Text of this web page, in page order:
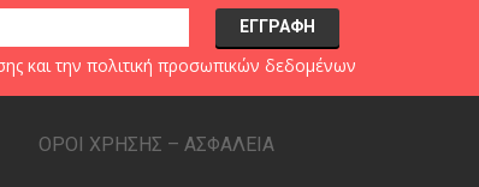
και την πολιτική προσωπικών δεδομένων
ΟΡΟΙ ΧΡΗΣΗΣ – ΑΣΦΑΛΕΙΑ